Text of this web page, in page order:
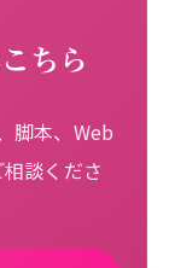
ちら
脚本、Web
談くださ